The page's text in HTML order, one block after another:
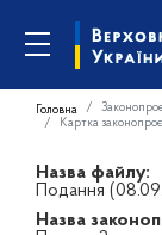
Головна
Картка
Назва файлу:
Подання
Назва